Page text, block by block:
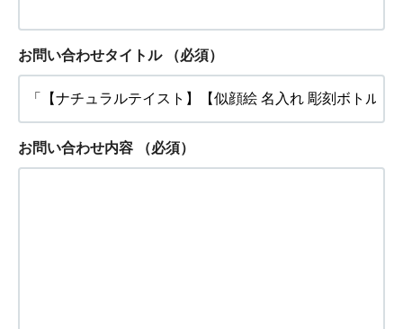
お問い合わせタイトル （必須）
お問い合わせ内容 （必須）